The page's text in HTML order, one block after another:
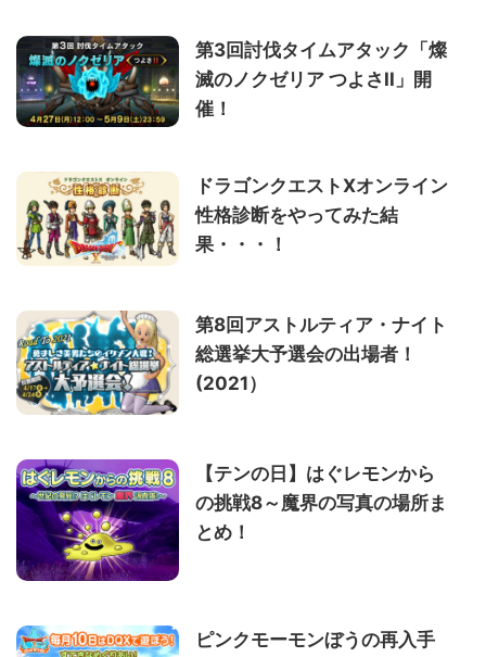
第3回討伐タイムアタック「燦
滅のノクゼリア つよさII」開
催！
ドラゴンクエストXオンライン
性格診断をやってみた結
果・・・！
第8回アストルティア・ナイト
総選挙大予選会の出場者！
(2021）
【テンの日】はぐレモンから
の挑戦8～魔界の写真の場所ま
とめ！
ピンクモーモンぼうの再入手